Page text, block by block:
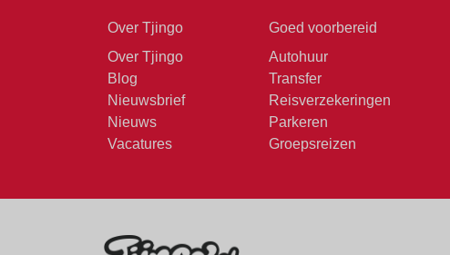
Over Tjingo
Over Tjingo
Blog
Nieuwsbrief
Nieuws
Vacatures
Goed voorbereid
Autohuur
Transfer
Reisverzekeringen
Parkeren
Groepsreizen